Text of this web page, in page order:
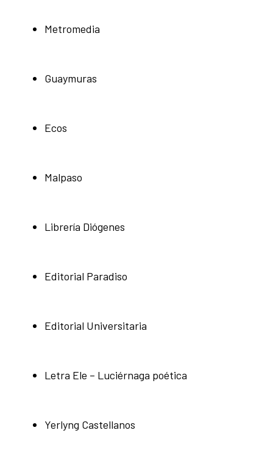
Metromedia
Guaymuras
Ecos
Malpaso
Librería Diógenes
Editorial Paradiso
Editorial Universitaria
Letra Ele – Luciérnaga poética
Yerlyng Castellanos